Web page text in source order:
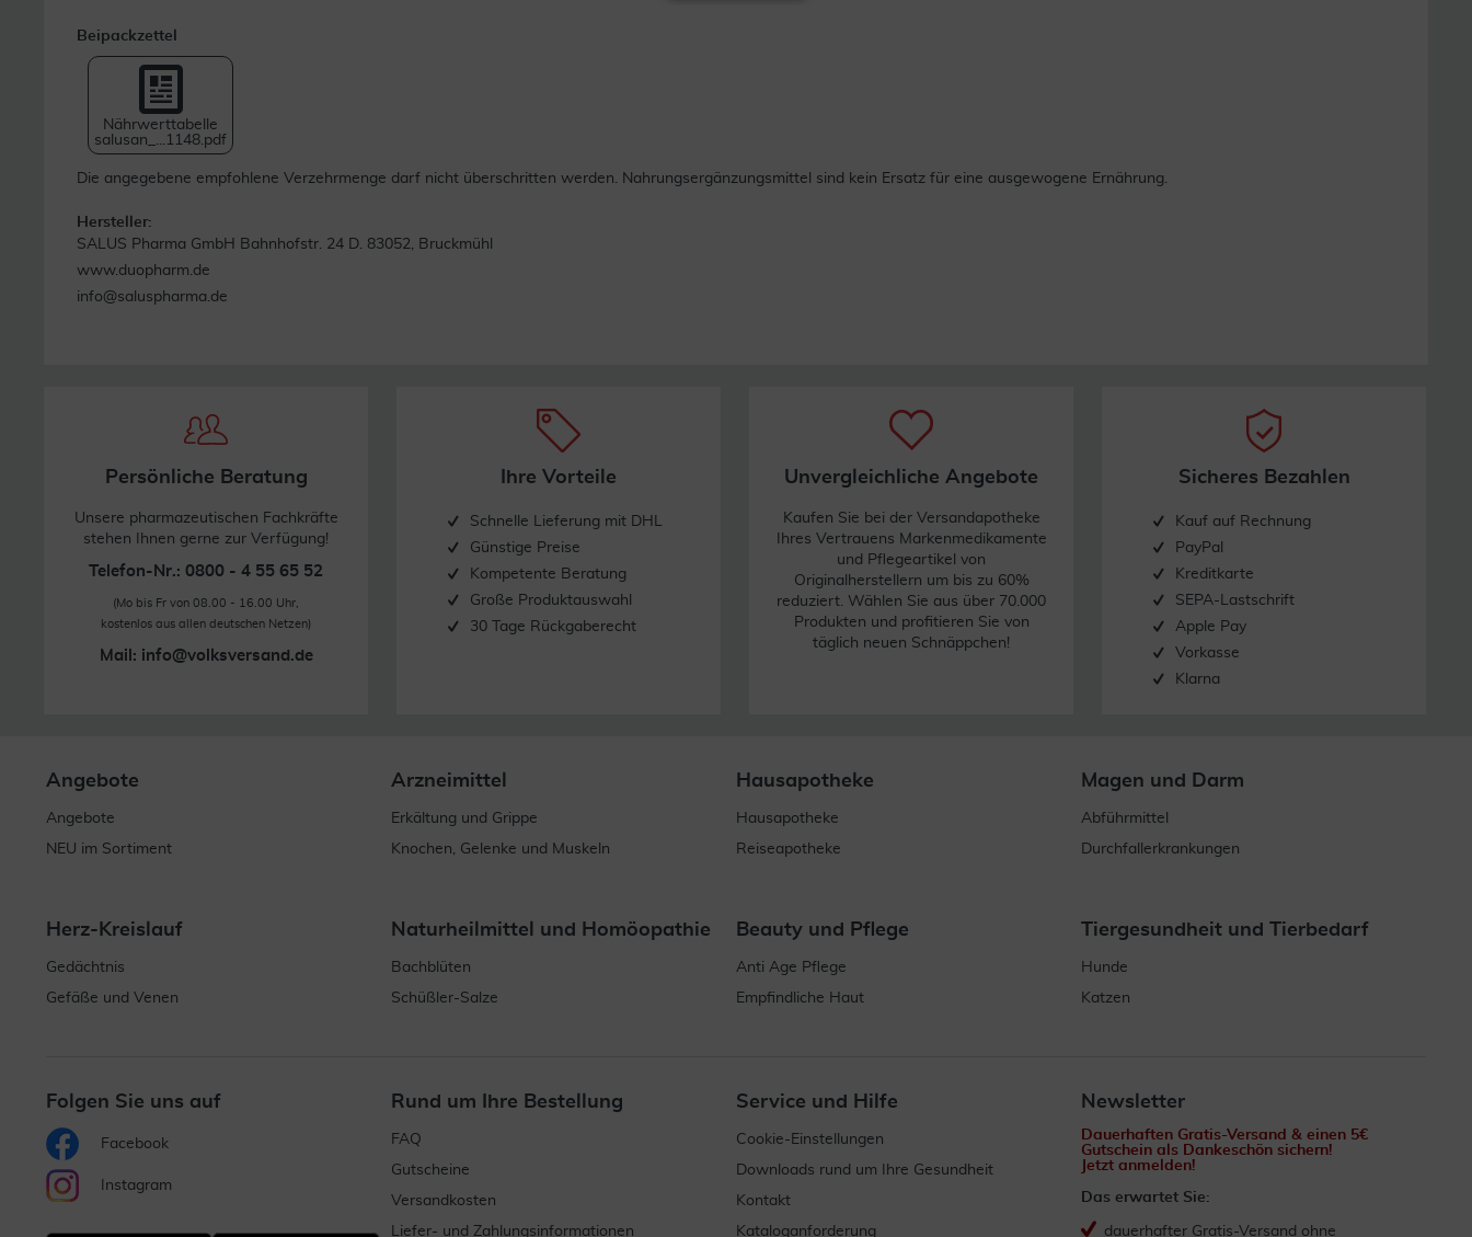
Beipackzettel
Nährwerttabelle
salusan_...1148.pdf
Die angegebene empfohlene Verzehrmenge darf nicht überschritten werden. Nahrungsergänzungsmittel sind kein Ersatz für eine ausgewogene Ernährung.
Hersteller:
SALUS Pharma GmbH Bahnhofstr. 24 D. 83052, Bruckmühl
www.duopharm.de
info@saluspharma.de
Persönliche Beratung
Unsere pharmazeutischen Fachkräfte
stehen Ihnen gerne zur Verfügung!
Telefon-Nr.: 0800 - 4 55 65 52
(Mo bis Fr von 08.00 - 16.00 Uhr,
kostenlos aus allen deutschen Netzen)
Mail: info@volksversand.de
Ihre Vorteile
Schnelle Lieferung mit DHL
Günstige Preise
Kompetente Beratung
Große Produktauswahl
30 Tage Rückgaberecht
Unvergleichliche Angebote
Kaufen Sie bei der Versandapotheke
Ihres Vertrauens Markenmedikamente
und Pflegeartikel von
Originalherstellern um bis zu 60%
reduziert. Wählen Sie aus über 70.000
Produkten und profitieren Sie von
täglich neuen Schnäppchen!
Sicheres Bezahlen
Kauf auf Rechnung
PayPal
Kreditkarte
SEPA-Lastschrift
Apple Pay
Vorkasse
Klarna
Angebote
Angebote
NEU im Sortiment
Arzneimittel
Erkältung und Grippe
Knochen, Gelenke und Muskeln
Hausapotheke
Hausapotheke
Reiseapotheke
Magen und Darm
Abführmittel
Durchfallerkrankungen
Herz-Kreislauf
Gedächtnis
Gefäße und Venen
Naturheilmittel und Homöopathie
Bachblüten
Schüßler-Salze
Beauty und Pflege
Anti Age Pflege
Empfindliche Haut
Tiergesundheit und Tierbedarf
Hunde
Katzen
Folgen Sie uns auf
Facebook
Instagram
Rund um Ihre Bestellung
FAQ
Gutscheine
Versandkosten
Liefer- und Zahlungsinformationen
Service und Hilfe
Cookie-Einstellungen
Downloads rund um Ihre Gesundheit
Kontakt
Kataloganforderung
Newsletter
Dauerhaften Gratis-Versand & einen 5€
Gutschein als Dankeschön sichern!
Jetzt anmelden!
Das erwartet Sie:
dauerhafter Gratis-Versand ohne